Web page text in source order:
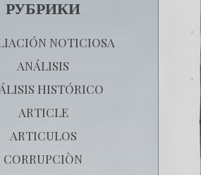
РУБРИКИ
NOTICIOSA
ANÁLISIS
HISTÓRICO
ARTICLE
ARTICULOS
CORRUPCIÒN